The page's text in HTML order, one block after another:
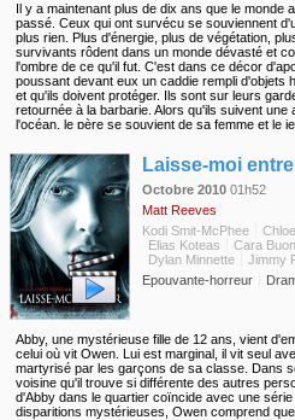
Il y a maintenant plus de dix ans que le monde
passé. Ceux qui ont survécu se souviennent
plus rien. Plus d'énergie, plus de végétation,
survivants rôdent dans un monde dévasté et
l'ombre de ce qu'il fut. C'est dans ce décor
poussant devant eux un caddie rempli d'objets
et qu'ils doivent protéger. Ils sont sur leurs
retournée à la barbarie. Alors qu'ils suivent une
l'océan, le père se souvient de sa femme et le
fascinantes. Même si le père n'a ni but ni
qui est désormais son seul univers.
Laisse-moi
Octobre 2010 01h52
Matt Reeves
Kodi Smit-McPhee
Elias Koteas
Cara
Dylan Minnette
Jimmy
Epouvante-horreur
Abby, une mystérieuse fille de 12 ans, vient
celui où vit Owen. Lui est marginal, il vit seul
martyrisé par les garçons de sa classe. Dans
voisine qu'il trouve si différente des autres
d'Abby dans le quartier coïncide avec une
disparitions mystérieuses, Owen comprend